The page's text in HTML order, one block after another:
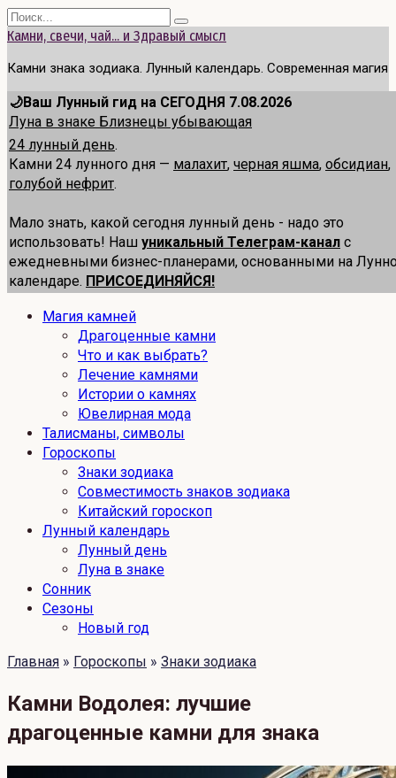
Перейти
к
Search
for:
Камни, свечи, чай... и Здравый смысл
Камни знака зодиака. Лунный календарь. Современная магия
🌙Ваш Лунный гид на СЕГОДНЯ 7.08.2026
Луна в знаке Близнецы убывающая
24 лунный день.
Камни 24 лунного дня — малахит, черная яшма, обсидиан,
голубой нефрит.
Мало знать, какой сегодня лунный день - надо это
использовать! Наш уникальный Телеграм-канал с
ежедневными бизнес-планерами, основанными на
календаре. ПРИСОЕДИНЯЙСЯ!
Магия камней
Драгоценные камни
Что и как выбрать?
Лечение камнями
Истории о камнях
Ювелирная мода
Талисманы, символы
Гороскопы
Знаки зодиака
Совместимость знаков зодиака
Китайский гороскоп
Лунный календарь
Лунный день
Луна в знаке
Сонник
Сезоны
Новый год
Главная » Гороскопы » Знаки зодиака
Камни Водолея: лучшие
драгоценные камни для знака